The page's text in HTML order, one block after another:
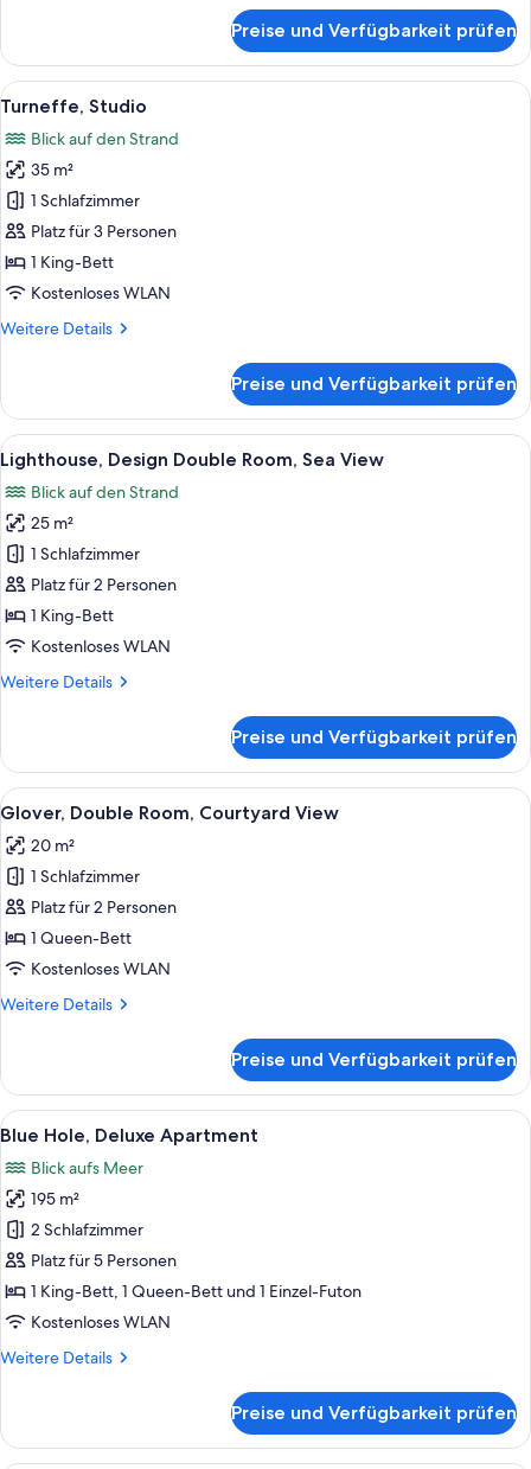
Suite,
Junior
Suite,
View
Preise und Verfügbarkeit prüfen
Alle
Fotos
für
Turneffe,
Studio
anzeigen
Ein Schlafzimmer mit einem Bett,
6
Turneffe, Studio
Blick auf den Strand
35 m²
1 Schlafzimmer
Platz für 3 Personen
1 King-Bett
Kostenloses WLAN
Weitere Details
Weitere
Studio
Preise und Verfügbarkeit prüfen
Alle
Fotos
für
Lighthouse,
Design
Double
Room,
Sea
anzeigen
Ein Schlafzimmer mit einem Bett,
8
Lighthouse, Design Double Room, Sea View
Blick auf den Strand
25 m²
1 Schlafzimmer
Platz für 2 Personen
1 King-Bett
Kostenloses WLAN
Weitere Details
Weitere
Design
Double
Room,
View
Preise und Verfügbarkeit prüfen
Alle
Fotos
für
Glover,
Double
Room,
Courtyard
anzeigen
Ein Schlafzimmer mit einem Bett,
8
Glover, Double Room, Courtyard View
20 m²
1 Schlafzimmer
Platz für 2 Personen
1 Queen-Bett
Kostenloses WLAN
Weitere Details
Weitere
Double
Room,
Courtyard
Preise und Verfügbarkeit prüfen
Alle
Fotos
für
Blue
Hole,
Deluxe
Apartment
anzeigen
Ein großzügiger Wohnbereich mit
13
Blue Hole, Deluxe Apartment
Blick aufs Meer
195 m²
2 Schlafzimmer
Platz für 5 Personen
1 King-Bett, 1 Queen-Bett und 1 Einzel-Futon
Kostenloses WLAN
Weitere Details
Weitere
Hole,
Deluxe
Preise und Verfügbarkeit prüfen